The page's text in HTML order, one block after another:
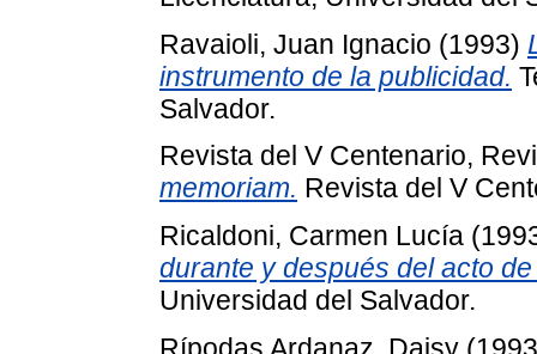
Ravaioli, Juan Ignacio (1993)
instrumento de la publicidad.
Salvador.
Revista del V Centenario,
memoriam. Revista del V
Ricaldoni, Carmen Lucía
durante y después del acto
Universidad del Salvador.